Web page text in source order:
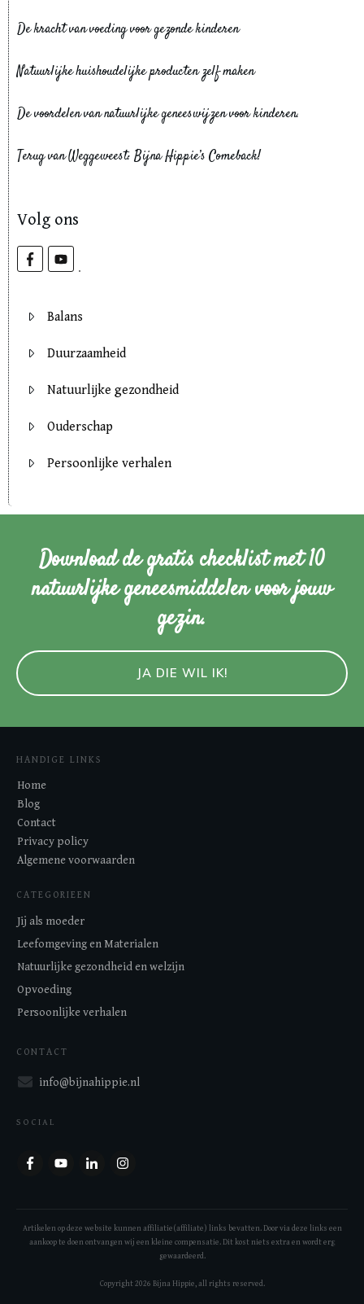
De kracht van voeding voor gezonde kinderen
Natuurlijke huishoudelijke producten zelf maken
De voordelen van natuurlijke geneeswijzen voor kinderen.
Terug van Weggeweest: Bijna Hippie’s Comeback!
Volg ons
Balans
Duurzaamheid
Natuurlijke gezondheid
Ouderschap
Persoonlijke verhalen
Download de gratis checklist met 10
natuurlijke geneesmiddelen voor jouw
gezin.
JA DIE WIL IK!
HANDIGE LINKS
Home
Blog
Contact
Privacy policy
Algemene voorwaarden
CATEGORIEEN
Jij als moeder
Leefomgeving en Materialen
Natuurlijke gezondheid en welzijn
Opvoeding
Persoonlijke verhalen
CONTACT
info@bijnahippie.nl
SOCIAL
Artikelen op deze website kunnen affiliatie(affiliate) links bevatten. Door via deze links een
aankoop te doen ontvangen wij een kleine compensatie. Dit kost niets extra en wordt erg
gewaardeerd.
Copyright2026 Bijna Hippie, all rights reserved.